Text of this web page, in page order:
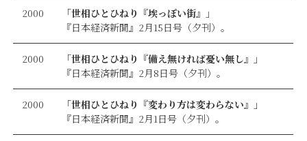
2000
「世相ひとひねり『埃っぽい街』」
『日本経済新聞』2月15日号（夕刊）。
2000
「世相ひとひねり『備え無ければ憂い無し』」
『日本経済新聞』2月8日号（夕刊）。
2000
「世相ひとひねり『変わり方は変わらない』」
『日本経済新聞』2月1日号（夕刊）。